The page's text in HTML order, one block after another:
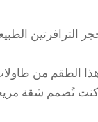
الترافرتين
هذا الطقم من
تُصمم شقة